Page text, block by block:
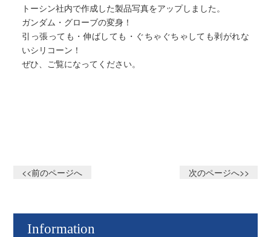
Information
トーシン社内で作成した製品写真をアップしました。
ガンダム・グローブの変身！
引っ張っても・伸ばしても・ぐちゃぐちゃしても剥がれな
いシリコーン！
ぜひ、ご覧になってください。
<<前のページへ 次のページへ>>